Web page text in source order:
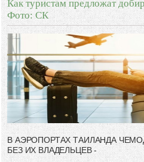
Как туристам предложат
Фото: СК
В АЭРОПОРТАХ ТАИЛАНДА
БЕЗ ИХ ВЛАДЕЛЬЦЕВ -